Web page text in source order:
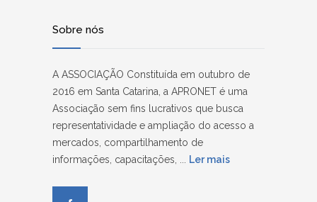
Sobre nós
A ASSOCIAÇÃO Constituída em outubro de
2016 em Santa Catarina, a APRONET é uma
Associação sem fins lucrativos que busca
representatividade e ampliação do acesso a
mercados, compartilhamento de
informações, capacitações, ...
Ler mais